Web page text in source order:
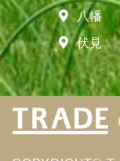
八幡
伏見